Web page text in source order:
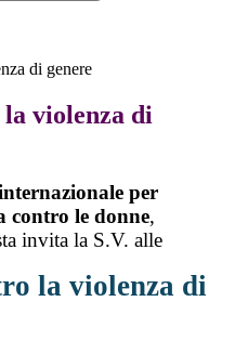
di genere
violenza di
per
contro le donne,
invita la S.V. alle
la violenza di